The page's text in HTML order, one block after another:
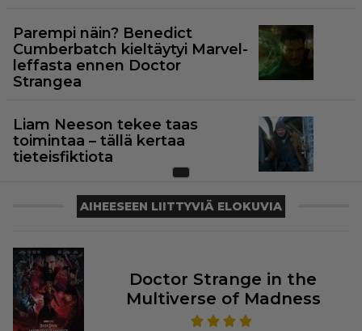
Parempi näin? Benedict
Cumberbatch kieltäytyi Marvel-
leffasta ennen Doctor
Strangea
Liam Neeson tekee taas
toimintaa – tällä kertaa
tieteisfiktiota
AIHEESEEN LIITTYVIÄ ELOKUVIA
Doctor Strange in the
Multiverse of Madness